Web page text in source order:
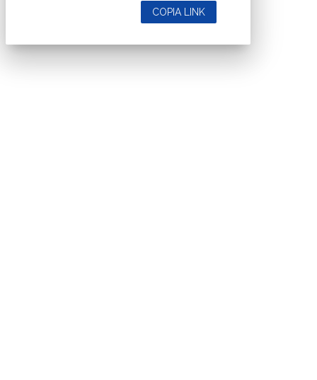
COPIA LINK